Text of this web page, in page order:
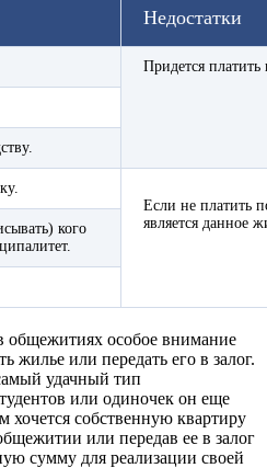
Недостатки
Придется
Если не платить
является данное
кого
общежитиях особое внимание
жилье или передать его в залог.
удачный тип
или одиночек он еще
хочется собственную квартиру
или передав ее в залог
сумму для реализации своей